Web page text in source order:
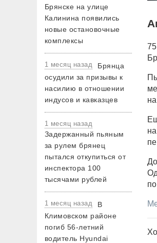
Брянске на улице
Калинина появились
новые остановочные
комплексы
1 месяц назад
Брянца
осудили за призывы к
насилию в отношении
индусов и кавказцев
1 месяц назад
Задержанный пьяным
за рулем брянец
пытался откупиться от
инспектора 100
тысячами рублей
1 месяц назад
В
Климовском районе
погиб 56-летний
водитель Hyundai